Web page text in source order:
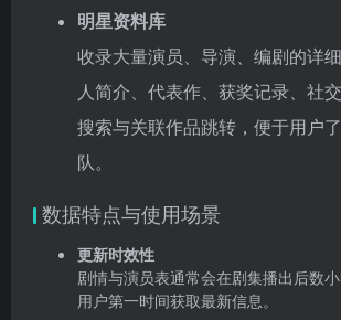
明星资料库
收录大量演员、导演、编剧的详
人简介、代表作、获奖记录、社
搜索与关联作品跳转，便于用户
队。
数据特点与使用场景
更新时效性
剧情与演员表通常会在剧集播出后数
用户第一时间获取最新信息。